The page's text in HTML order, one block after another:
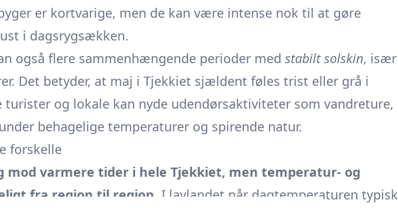
er kortvarige, men de kan være intense nok til at gøre
i dagsrygsækken.
også flere sammenhængende perioder med stabilt solskin, især
Det betyder, at maj i Tjekkiet sjældent føles trist eller grå i
og lokale kan nyde udendørsaktiviteter som vandreture,
behagelige temperaturer og spirende natur.
forskelle
varmere tider i hele Tjekkiet, men temperatur- og
fra region til region. I lavlandet når dagtemperaturen typisk